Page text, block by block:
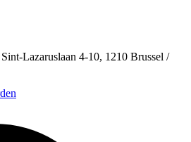
Sint-Lazaruslaan 4-10, 1210 Brussel /